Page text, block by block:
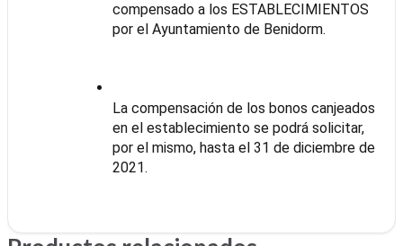
compensado a los ESTABLECIMIENTOS
por el Ayuntamiento de Benidorm.
La compensación de los bonos canjeados
en el establecimiento se podrá solicitar,
por el mismo, hasta el 31 de diciembre de
2021.